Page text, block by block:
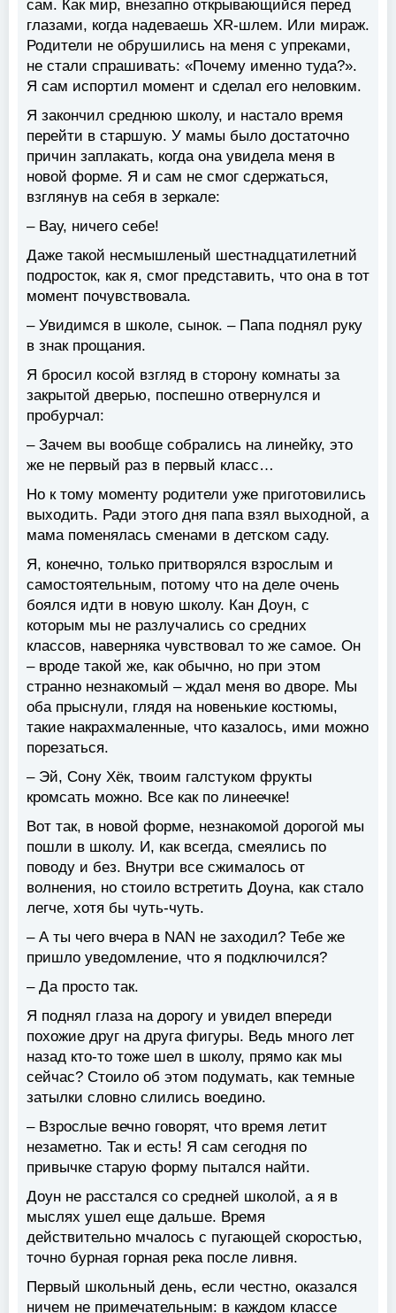
сам. Как мир, внезапно открывающийся перед
глазами, когда надеваешь XR-шлем. Или мираж.
Родители не обрушились на меня с упреками,
не стали спрашивать: «Почему именно туда?».
Я сам испортил момент и сделал его неловким.
Я закончил среднюю школу, и настало время
перейти в старшую. У мамы было достаточно
причин заплакать, когда она увидела меня в
новой форме. Я и сам не смог сдержаться,
взглянув на себя в зеркале:
– Вау, ничего себе!
Даже такой несмышленый шестнадцатилетний
подросток, как я, смог представить, что она в тот
момент почувствовала.
– Увидимся в школе, сынок. – Папа поднял руку
в знак прощания.
Я бросил косой взгляд в сторону комнаты за
закрытой дверью, поспешно отвернулся и
пробурчал:
– Зачем вы вообще собрались на линейку, это
же не первый раз в первый класс…
Но к тому моменту родители уже приготовились
выходить. Ради этого дня папа взял выходной, а
мама поменялась сменами в детском саду.
Я, конечно, только притворялся взрослым и
самостоятельным, потому что на деле очень
боялся идти в новую школу. Кан Доун, с
которым мы не разлучались со средних
классов, наверняка чувствовал то же самое. Он
– вроде такой же, как обычно, но при этом
странно незнакомый – ждал меня во дворе. Мы
оба прыснули, глядя на новенькие костюмы,
такие накрахмаленные, что казалось, ими можно
порезаться.
– Эй, Сону Хёк, твоим галстуком фрукты
кромсать можно. Все как по линеечке!
Вот так, в новой форме, незнакомой дорогой мы
пошли в школу. И, как всегда, смеялись по
поводу и без. Внутри все сжималось от
волнения, но стоило встретить Доуна, как стало
легче, хотя бы чуть-чуть.
– А ты чего вчера в NAN не заходил? Тебе же
пришло уведомление, что я подключился?
– Да просто так.
Я поднял глаза на дорогу и увидел впереди
похожие друг на друга фигуры. Ведь много лет
назад кто-то тоже шел в школу, прямо как мы
сейчас? Стоило об этом подумать, как темные
затылки словно слились воедино.
– Взрослые вечно говорят, что время летит
незаметно. Так и есть! Я сам сегодня по
привычке старую форму пытался найти.
Доун не расстался со средней школой, а я в
мыслях ушел еще дальше. Время
действительно мчалось с пугающей скоростью,
точно бурная горная река после ливня.
Первый школьный день, если честно, оказался
ничем не примечательным: в каждом классе